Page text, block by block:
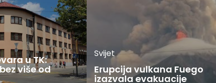
u TK:
više od
Svijet
Erupcija vulkana Fuego
izazvala evakuacije